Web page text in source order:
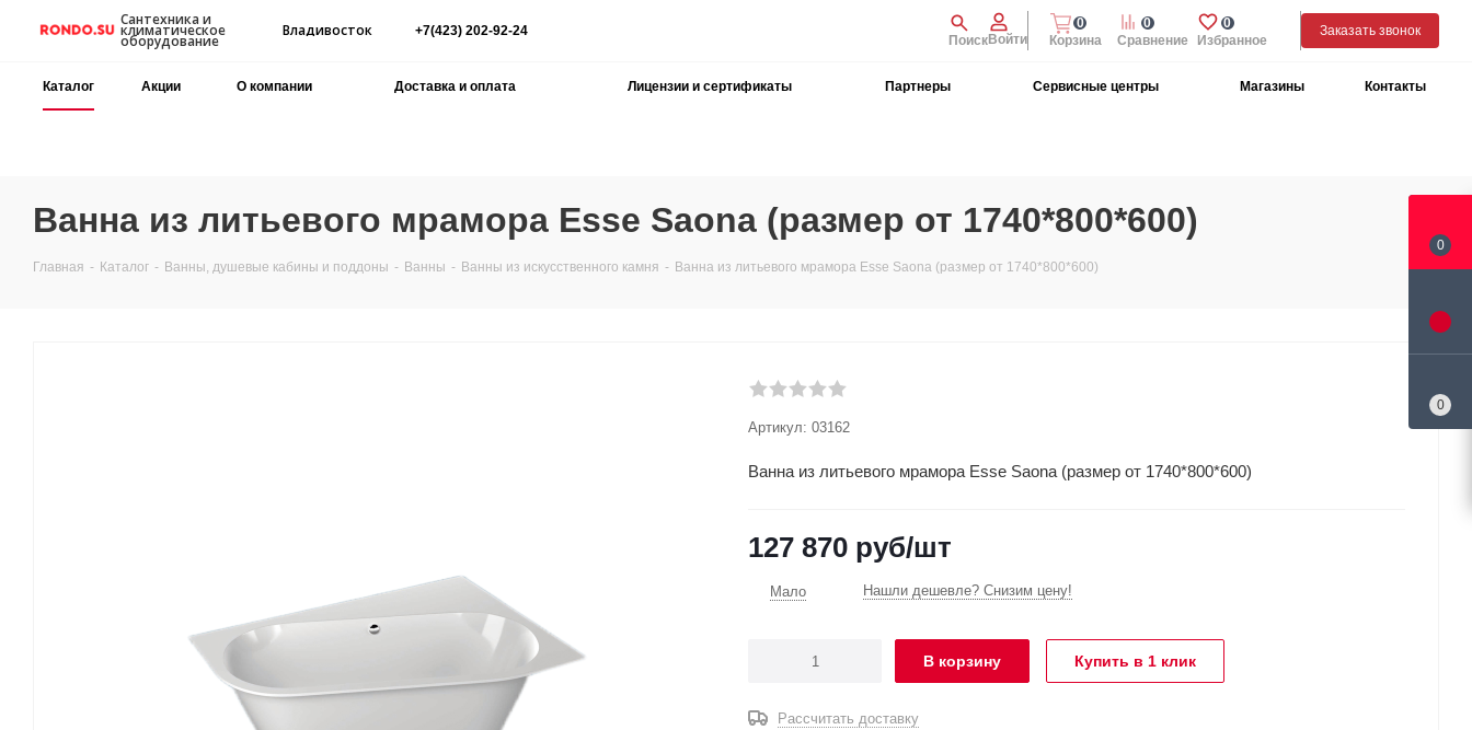
Сантехника и
климатическое
оборудование
Владивосток +7(423) 202-92-24
ПоискВойти Избранное
0
Сравнение
0
Корзина
0
Заказать звонок
Каталог Акции О компании Доставка и оплата Лицензии и сертификаты Партнеры Сервисные центры Магазины Контакты
Ванна из литьевого мрамора Esse Saona (размер от 1740*800*600)
Главная - Каталог - Ванны, душевые кабины и поддоны - Ванны - Ванны из искусственного камня - Ванна из литьевого мрамора Esse Saona (размер от 1740*800*600)
Артикул: 03162
Ванна из литьевого мрамора Esse Saona (размер от 1740*800*600)
127 870 руб/шт
Мало Нашли дешевле? Снизим цену!
В корзину Купить в 1 клик
Рассчитать доставку
0
0